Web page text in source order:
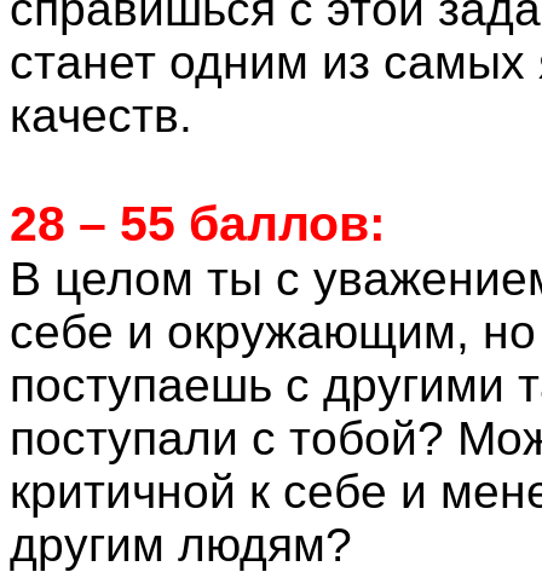
станет одним из
качеств.
28 – 55 баллов:
В целом ты с
себе и окружающим,
поступаешь с другими
поступали с тобой?
критичной к себе и
другим людям?